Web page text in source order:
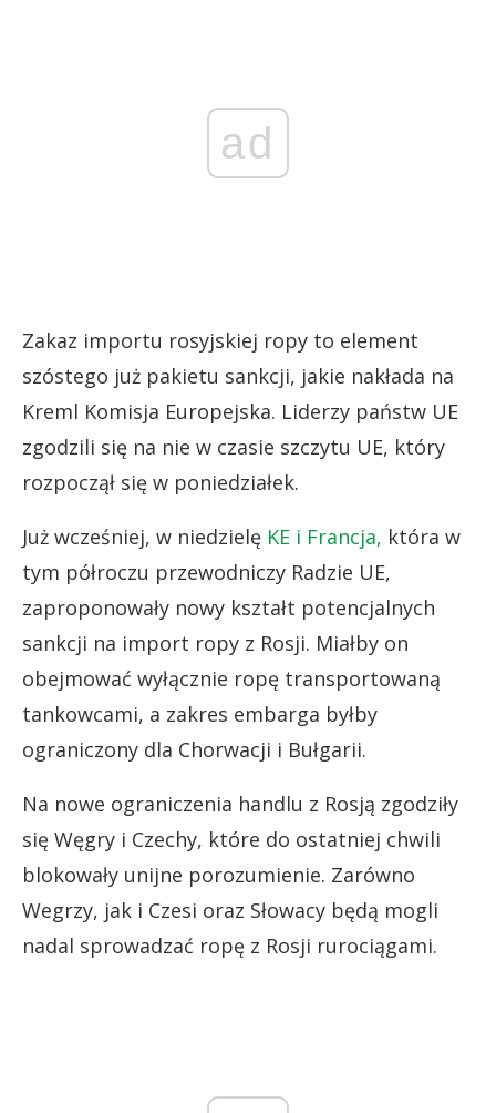
ad
Zakaz importu rosyjskiej ropy to element
szóstego już pakietu sankcji, jakie nakłada na
Kreml Komisja Europejska. Liderzy państw UE
zgodzili się na nie w czasie szczytu UE, który
rozpoczął się w poniedziałek.
Już wcześniej, w niedzielę KE i Francja, która w
tym półroczu przewodniczy Radzie UE,
zaproponowały nowy kształt potencjalnych
sankcji na import ropy z Rosji. Miałby on
obejmować wyłącznie ropę transportowaną
tankowcami, a zakres embarga byłby
ograniczony dla Chorwacji i Bułgarii.
Na nowe ograniczenia handlu z Rosją zgodziły
się Węgry i Czechy, które do ostatniej chwili
blokowały unijne porozumienie. Zarówno
Wegrzy, jak i Czesi oraz Słowacy będą mogli
nadal sprowadzać ropę z Rosji rurociągami.